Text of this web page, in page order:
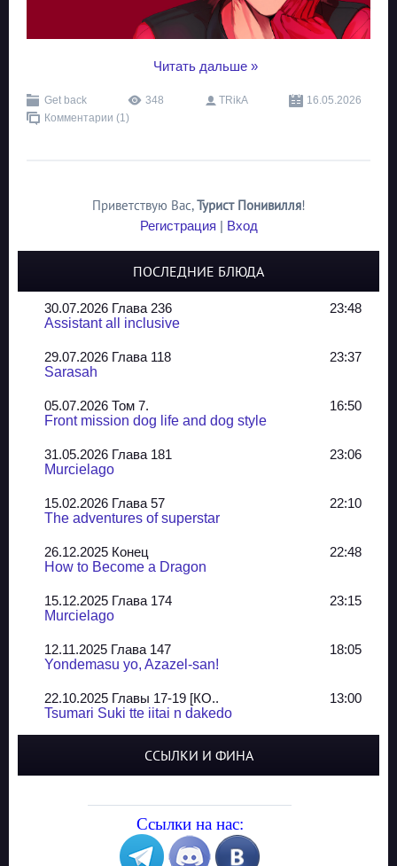
Читать дальше »
Get back 348 TRikA
16.05.2026
Комментарии (1)
Приветствую Вас,Турист Понивилля!
Регистрация | Вход
ПОСЛЕДНИЕ БЛЮДА
30.07.2026 Глава 236
23:48
Assistant all inclusive
29.07.2026 Глава 118
23:37
Sarasah
05.07.2026 Том 7.
16:50
Front mission dog life and dog style
31.05.2026 Глава 181
23:06
Murcielago
15.02.2026 Глава 57
22:10
The adventures of superstar
26.12.2025 Конец
22:48
How to Become a Dragon
15.12.2025 Глава 174
23:15
Murcielago
12.11.2025 Глава 147
18:05
Yondemasu yo, Azazel-san!
22.10.2025 Главы 17-19 [КО..
13:00
Tsumari Suki tte iitai n dakedo
Yozakura Shijuusou
08.08.2025 Глава 50
A Compendium of Ghosts
ССЫЛКИ И ФИНА
Ссылки на нас: